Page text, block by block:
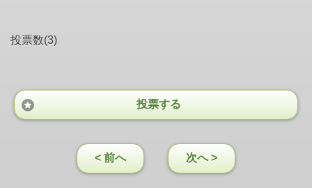
投票数(3)
投票する
< 前へ 次へ >